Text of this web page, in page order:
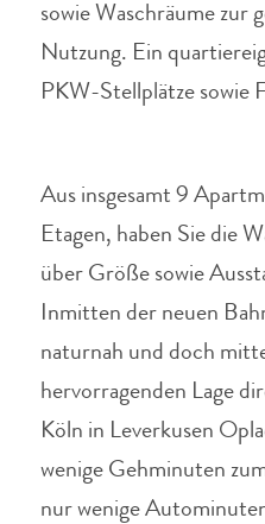
sowie Waschräume zur
Nutzung. Ein
PKW-Stellplätze sowie
Aus insgesamt 9
Etagen, haben Sie die
über Größe sowie
Inmitten der neuen
naturnah und doch
hervorragenden Lage
Köln in Leverkusen
wenige Gehminuten
nur wenige